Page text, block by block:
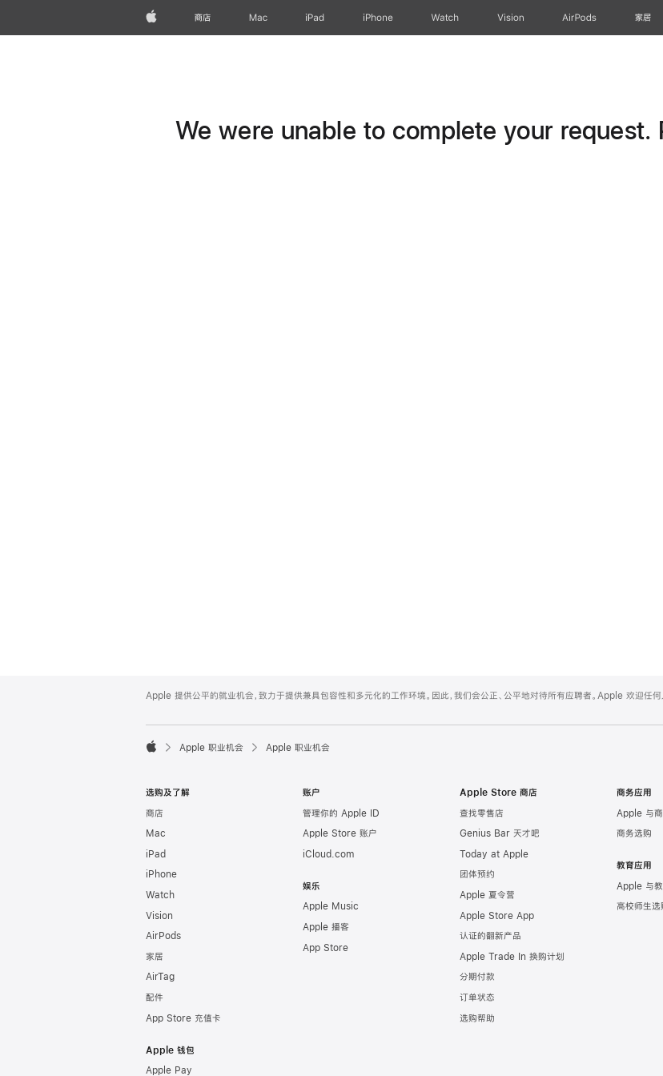
Apple 商店 Mac iPad iPhone Watch Vision AirPods 家居
We were unable to complete your request.
Footer
Apple 提供公平的就业机会，致力于提供兼具包容性和多元化的工作环境。因此，我们会公正、公平地对待所有应聘者。Apple 欢迎任

Apple 职业机会 Apple 职业机会
选购及了解
商店
Mac
iPad
iPhone
Watch
Vision
AirPods
家居
AirTag
配件
App Store 充值卡
Apple 钱包
Apple Pay
账户
管理你的 Apple ID
Apple Store 账户
iCloud.com
娱乐
Apple Music
Apple 播客
App Store
Apple Store 商店
查找零售店
Genius Bar 天才吧
Today at Apple
团体预约
Apple 夏令营
Apple Store App
认证的翻新产品
Apple Trade In 换购计划
分期付款
订单状态
选购帮助
商务应用
Apple 与
商务选购
教育应用
Apple 与
高校师生选